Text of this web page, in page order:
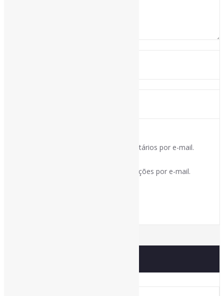
Notifique-me sobre novos comentários por e-mail.
Notifique-me sobre novas publicações por e-mail.